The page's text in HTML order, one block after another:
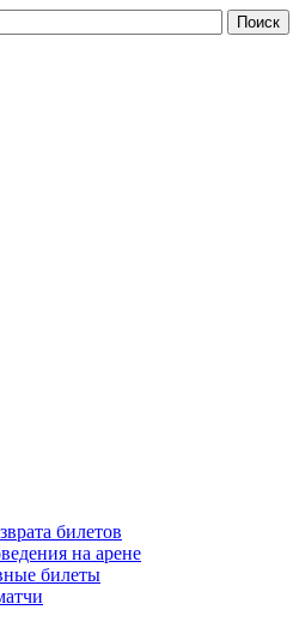
билетов
на арене
билеты